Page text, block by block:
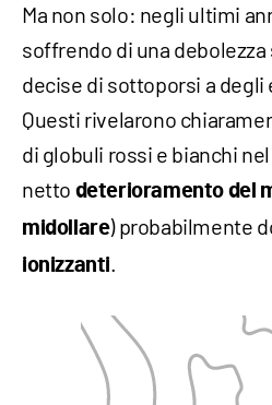
Ma non solo: negli ultimi
soffrendo di una
decise di sottoporsi a degli
Questi rivelarono
di globuli rossi e bianchi
netto deterioramento del
midollare) probabilmente
ionizzanti.